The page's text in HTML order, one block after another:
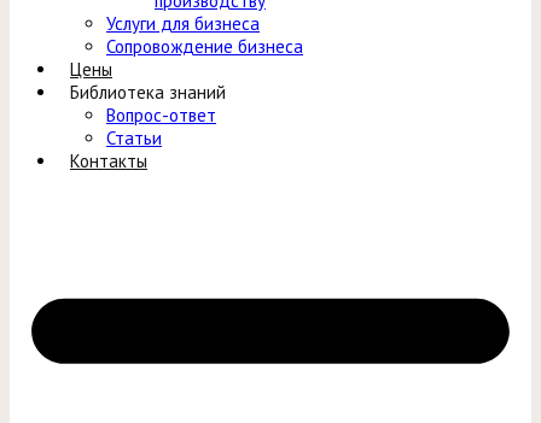
Услуги для бизнеса
Сопровождение бизнеса
Цены
Библиотека знаний
Вопрос-ответ
Статьи
Контакты